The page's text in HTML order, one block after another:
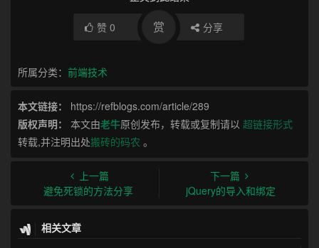
赞 0 赏 分享
所属分类： 前端技术
本文链接：
https://refblogs.com/article/289
版权声明：
本文由老牛原创发布，转载或复制请以 超链接形式
转载,并注明出处搬砖的码农 。
上一篇
避免死锁的方法分享
下一篇
jQuery的导入和绑定
相关文章